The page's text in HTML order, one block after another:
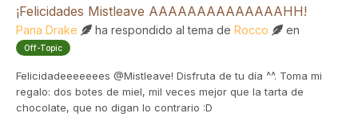
¡Felicidades Mistleave AAAAAAAAAAAAAAHH!
Pana Drake ha respondido al tema de Rocco en
Off-Topic
Felicidadeeeeeees @Mistleave! Disfruta de tu día ^^. Toma mi
regalo: dos botes de miel, mil veces mejor que la tarta de
chocolate, que no digan lo contrario :D